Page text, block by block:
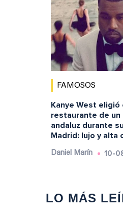
FAMOSOS
Kanye West eligió
restaurante de
andaluz durante
Madrid: lujo y alta
Daniel Marín 10-
LO MÁS